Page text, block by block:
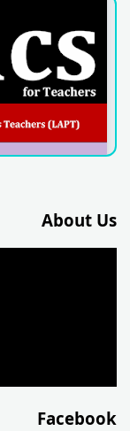
About Us
Facebook